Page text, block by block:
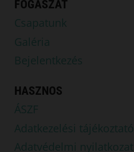
FOGÁSZAT
Csapatunk
Galéria
Bejelentkezés
HASZNOS
ÁSZF
Adatkezelési tájékoztató
Adatvédelmi nyilatkozat